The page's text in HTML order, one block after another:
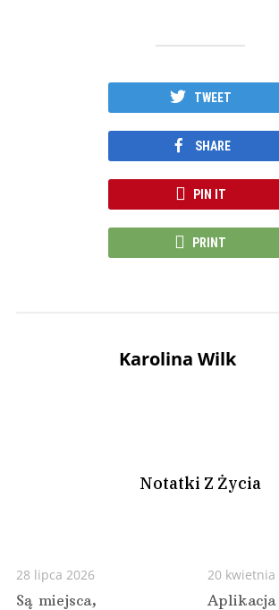
TWEET
SHARE
PIN IT
PRINT
Karolina Wilk
Notatki Z Życia
28 lipca 2026
Są miejsca,
20 kwietnia
Aplikacja